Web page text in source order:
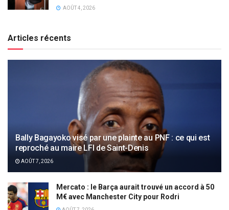
AOÛT 4, 2026
Articles récents
Bally Bagayoko visé par une plainte au PNF : ce qui est
reproché au maire LFI de Saint-Denis
AOÛT 7, 2026
Mercato : le Barça aurait trouvé un accord à 50
M€ avec Manchester City pour Rodri